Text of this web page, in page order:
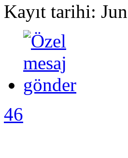
Kayıt tarihi:
46